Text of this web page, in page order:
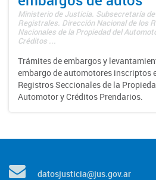
Ministerio de Justicia. Subsecretaría
Registrales. Dirección Nacional de los
Nacionales de la Propiedad del
Créditos ...
Trámites de embargos y
embargo de automotores inscriptos
Registros Seccionales de la
Automotor y Créditos Prendarios.
datosjusticia@jus.gov.ar